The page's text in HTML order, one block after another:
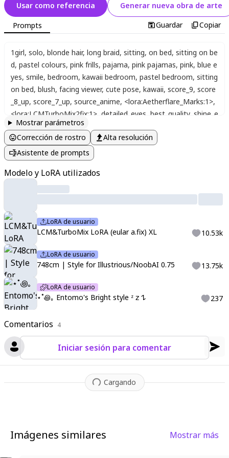
Comentarios 4
Iniciar sesión para comentar
Cargando
Usar como referencia Generar nueva obra de arte
Prompts Guardar Copiar
1girl, solo, blonde hair, long braid, sitting, on bed, sitting on be
d, pastel colours, pink frills, pajama, pink pajamas, pink, blue e
yes, smile, bedroom, kawaii bedroom, pastel bedroom, sitting
on bed, blush, facing viewer, cute pose, kawaii, score_9, score
_8_up, score_7_up, source_anime, <lora:Aetherflare_Marks:1>,
<lora:LCMTurboMix2fix:1> detailed_eyes best_quality, shine_e
yes, perfect_contrast,
urdres, high detail, Bright colors , Flat colors
shading, Correct anatomy
mic, attractive, detailed background
Mostrar parámetros
Corrección de rostro
Alta resolución
Asistente de prompts
Modelo y LoRA utilizados
LoRA de usuario
LCM&TurboMix LoRA (eular a.fix) XL 10.53k
LoRA de usuario
748cm | Style for Illustrious/NoobAI 0.75 13.75k
LoRA de usuario
⋆˚꩜｡ Entomo's Bright style ᶻ 𝗓 𐰁 237
Imágenes similares Mostrar más